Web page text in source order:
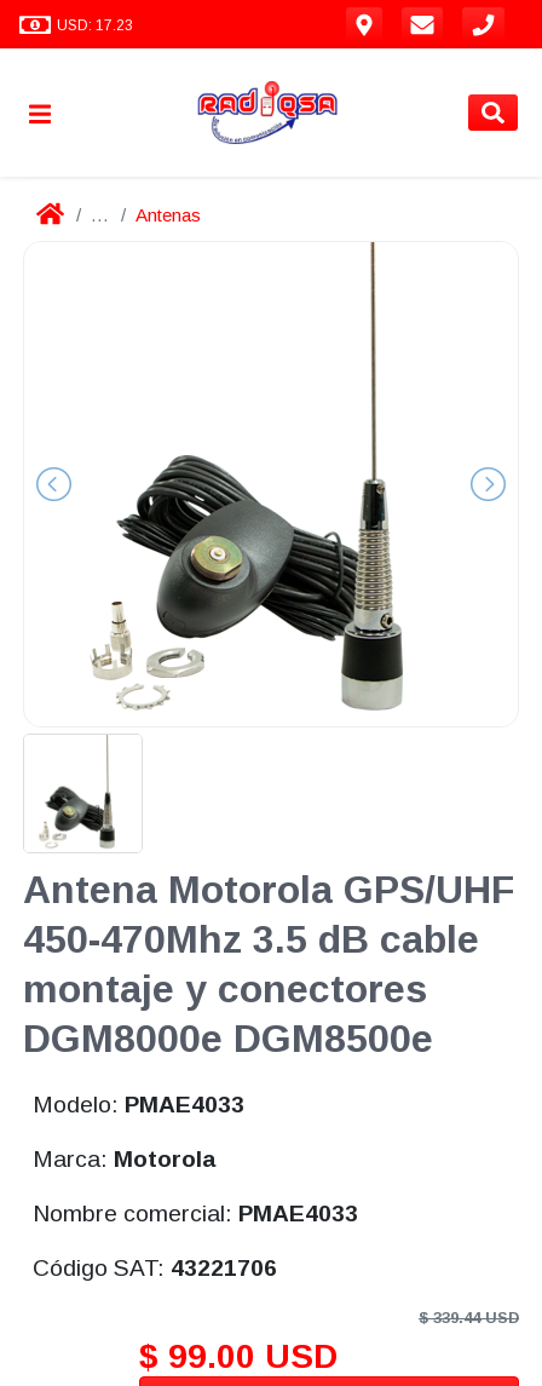
USD: 17.23
... Antenas
Antena Motorola GPS/UHF
450-470Mhz 3.5 dB cable
montaje y conectores
DGM8000e DGM8500e
Modelo: PMAE4033
Marca: Motorola
Nombre comercial: PMAE4033
Código SAT: 43221706
$ 339.44 USD
$ 99.00 USD